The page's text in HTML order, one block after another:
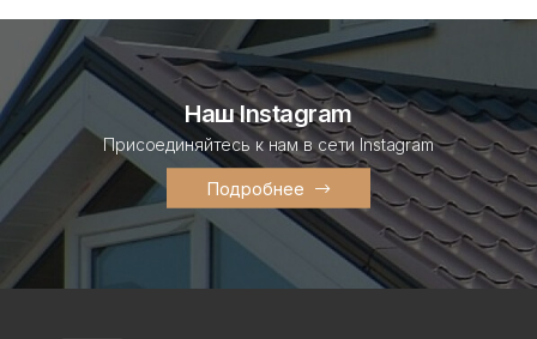
Наш Instagram
Присоединяйтесь к нам в сети Instagram
Подробнее